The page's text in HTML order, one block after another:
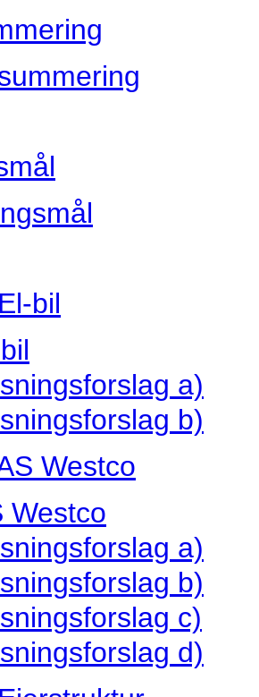
bil
a)
b)
Westco
Westco
a)
b)
c)
d)